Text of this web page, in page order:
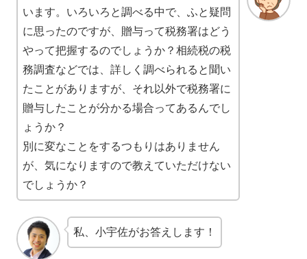
います。いろいろと調べる中で、ふと疑問
に思ったのですが、贈与って税務署はどう
やって把握するのでしょうか？相続税の税
務調査などでは、詳しく調べられると聞い
たことがありますが、それ以外で税務署に
贈与したことが分かる場合ってあるんでし
ょうか？
別に変なことをするつもりはありません
が、気になりますので教えていただけない
でしょうか？
私、小宇佐がお答えします！